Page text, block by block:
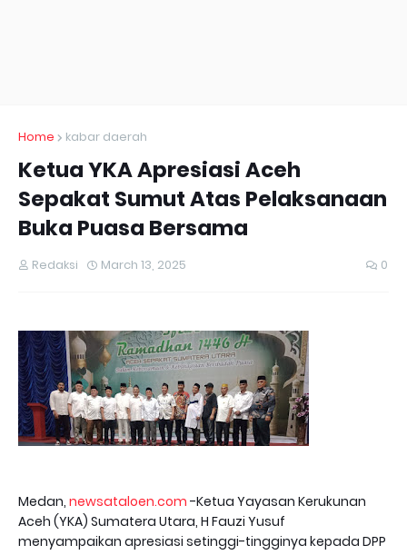
Home kabar daerah
Ketua YKA Apresiasi Aceh
Sepakat Sumut Atas Pelaksanaan
Buka Puasa Bersama
Redaksi March 13, 2025 0
Medan, newsataloen.com -Ketua Yayasan Kerukunan
Aceh (YKA) Sumatera Utara, H Fauzi Yusuf
menyampaikan apresiasi setinggi-tingginya kepada DPP